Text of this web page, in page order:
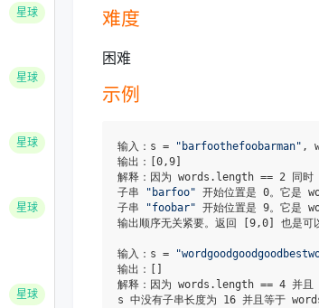
星球
星球
星球
星球
星球
难度
困难
示例
输入：s = "barfoothefoobarman" ,
输出：[0,9]
解释：因为 words.length == 2 同时
子串
"barfoo" 开始位置是 0。它是
子串
"foobar" 开始位置是 9。它是
输出顺序无关紧要。返回 [9,0] 也是可
输入：s =
输出：[]
解释：因为 words.length == 4 并且
s 中没有子串长度为 16 并且等于